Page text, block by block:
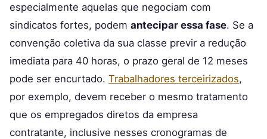
especialmente aquelas que negociam com
sindicatos fortes, podem antecipar essa fase. Se a
convenção coletiva da sua classe previr a redução
imediata para 40 horas, o prazo geral de 12 meses
pode ser encurtado. Trabalhadores terceirizados,
por exemplo, devem receber o mesmo tratamento
que os empregados diretos da empresa
contratante, inclusive nesses cronogramas de